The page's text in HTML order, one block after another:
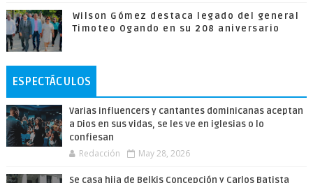
Wilson Gómez destaca legado del general
Timoteo Ogando en su 208 aniversario
ESPECTÁCULOS
Varias influencers y cantantes dominicanas aceptan
a Dios en sus vidas, se les ve en iglesias o lo
confiesan
Redacción May 28, 2026
Se casa hija de Belkis Concepción y Carlos Batista